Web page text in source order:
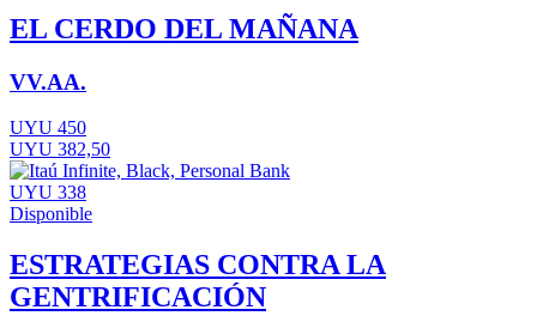
EL CERDO DEL MAÑANA
VV.AA.
UYU 450
UYU 382,50
UYU 338
Disponible
ESTRATEGIAS CONTRA LA
GENTRIFICACIÓN